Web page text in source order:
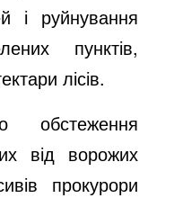
і руйнування
пунктів,
лісів.
обстеження
від ворожих
прокурори